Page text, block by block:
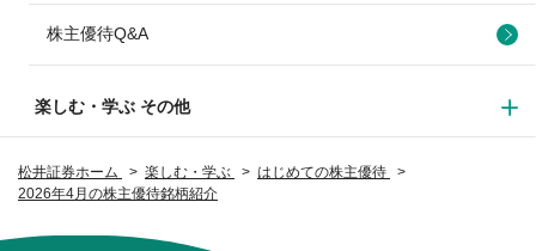
松井証券ホーム 楽しむ・学ぶ
はじめての株主優待
2026年4月の株主優待銘柄紹介
株主優待Q&A
楽しむ・学ぶ その他